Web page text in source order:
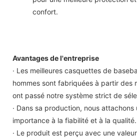
confort.
Avantages de l'entreprise
· Les meilleures casquettes de
hommes sont fabriquées à partir des
ont passé notre système strict de
· Dans sa production, nous attachons
importance à la fiabilité et à la qualité.
· Le produit est perçu avec une